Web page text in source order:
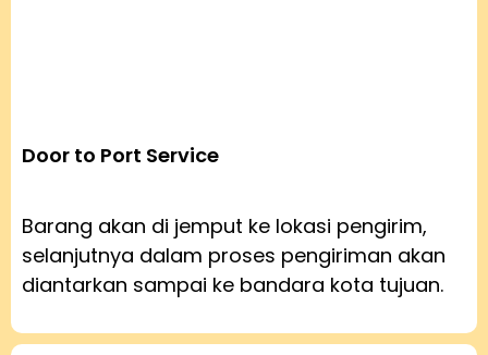
Door to Port Service
Barang akan di jemput ke lokasi pengirim,
selanjutnya dalam proses pengiriman akan
diantarkan sampai ke bandara kota tujuan.